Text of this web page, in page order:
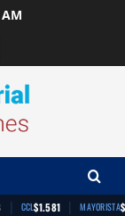
| CCL$1.581 | MAYORISTA